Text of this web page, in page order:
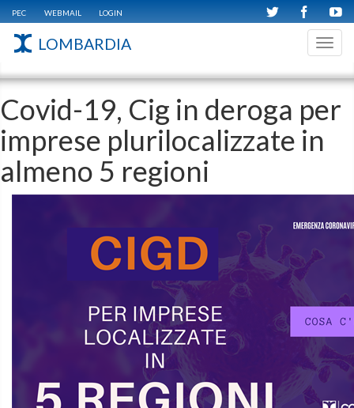
PEC WEBMAIL LOGIN
LOMBARDIA
Covid-19, Cig in deroga per
imprese plurilocalizzate in
almeno 5 regioni